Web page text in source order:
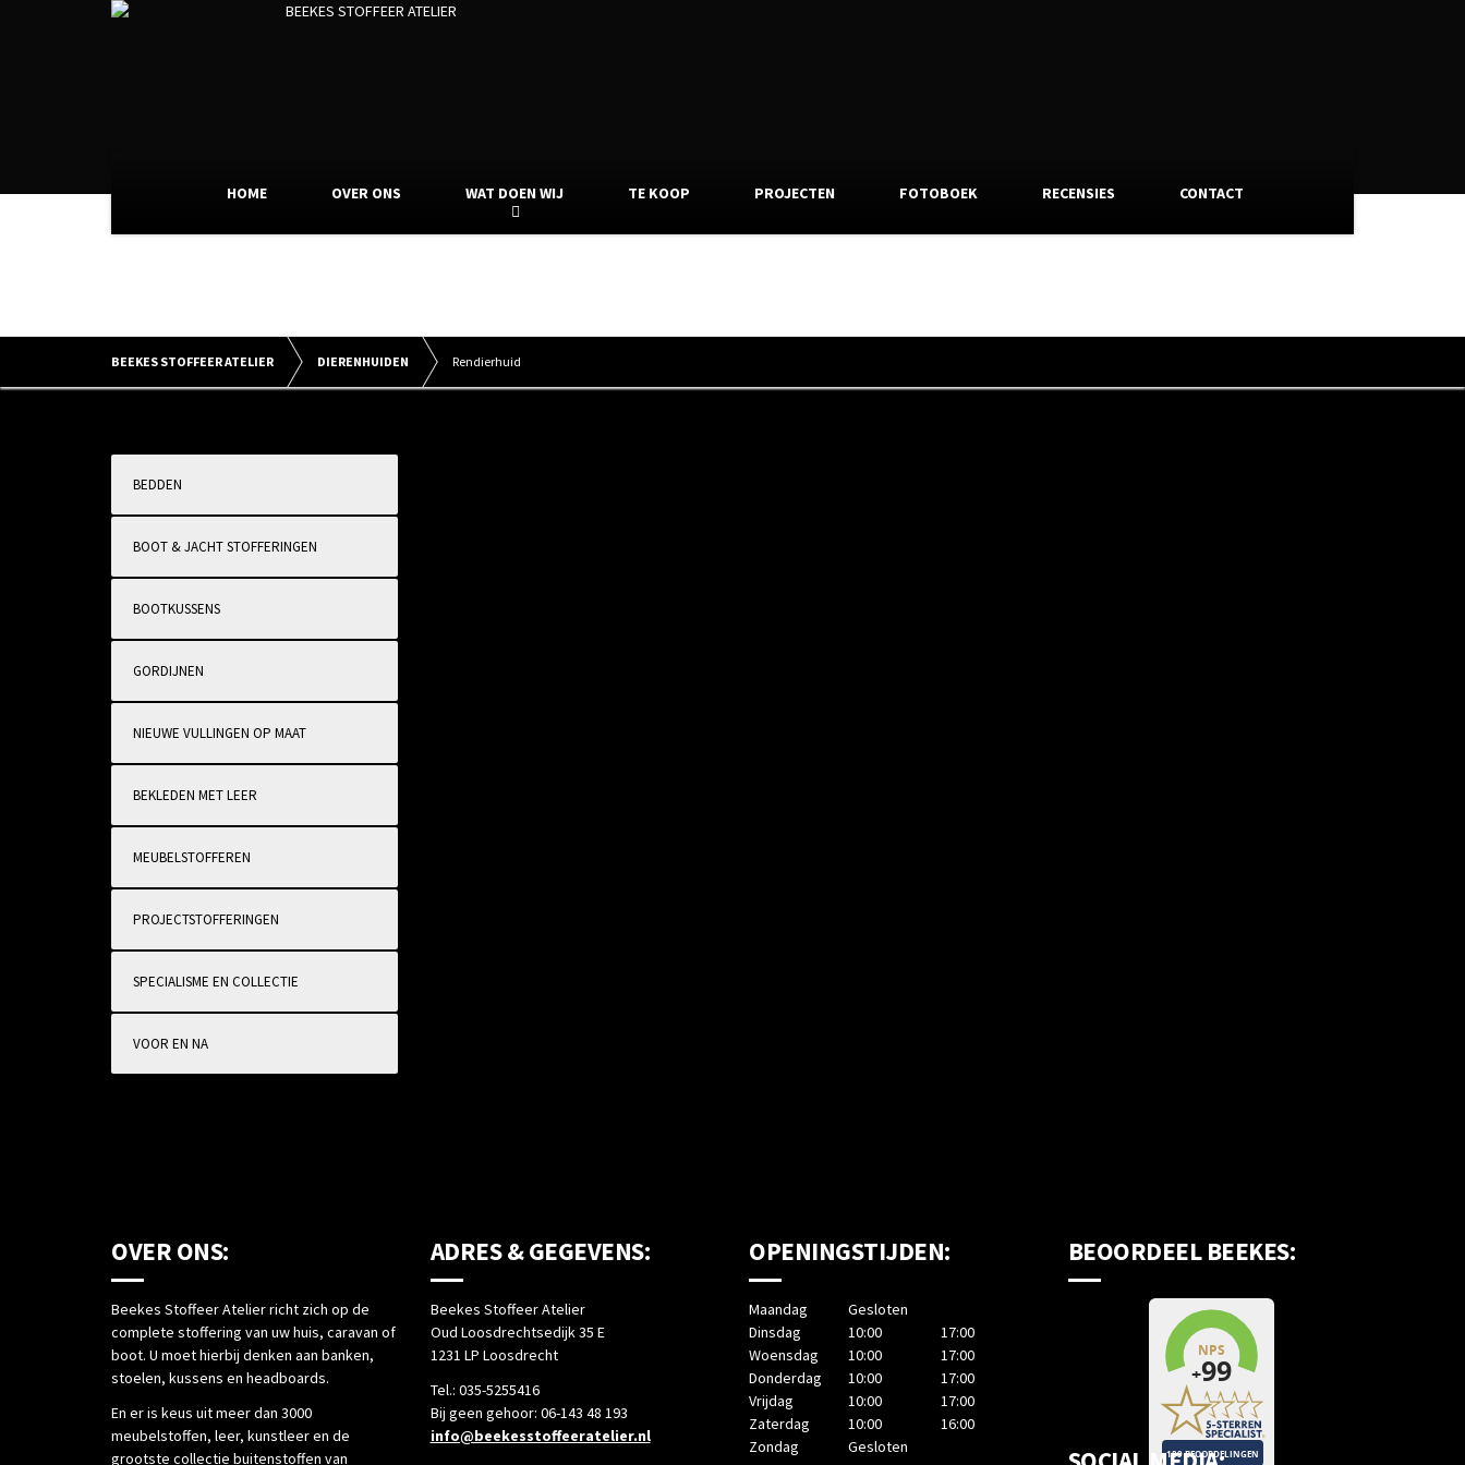
HOME OVER ONS WAT DOEN WIJ TE KOOP PROJECTEN FOTOBOEK RECENSIES CONTACT
BEEKES STOFFEER ATELIER DIERENHUIDEN Rendierhuid
BEDDEN
BOOT & JACHT STOFFERINGEN
BOOTKUSSENS
GORDIJNEN
NIEUWE VULLINGEN OP MAAT
BEKLEDEN MET LEER
MEUBELSTOFFEREN
PROJECTSTOFFERINGEN
SPECIALISME EN COLLECTIE
VOOR EN NA
OVER ONS:
Beekes Stoffeer Atelier richt zich op de
complete stoffering van uw huis, caravan of
boot. U moet hierbij denken aan banken,
stoelen, kussens en headboards.
En er is keus uit meer dan 3000
meubelstoffen, leer, kunstleer en de
grootste collectie buitenstoffen van
ADRES & GEGEVENS:
Beekes Stoffeer Atelier
Oud Loosdrechtsedijk 35 E
1231 LP Loosdrecht
Tel.: 035-5255416
Bij geen gehoor: 06-143 48 193
info@beekesstoffeeratelier.nl
OPENINGSTIJDEN:
Maandag
Gesloten
Dinsdag
10:00
17:00
Woensdag
10:00
17:00
Donderdag
10:00
17:00
Vrijdag
10:00
17:00
Zaterdag
10:00
16:00
Zondag
Gesloten
BEOORDEEL BEEKES: